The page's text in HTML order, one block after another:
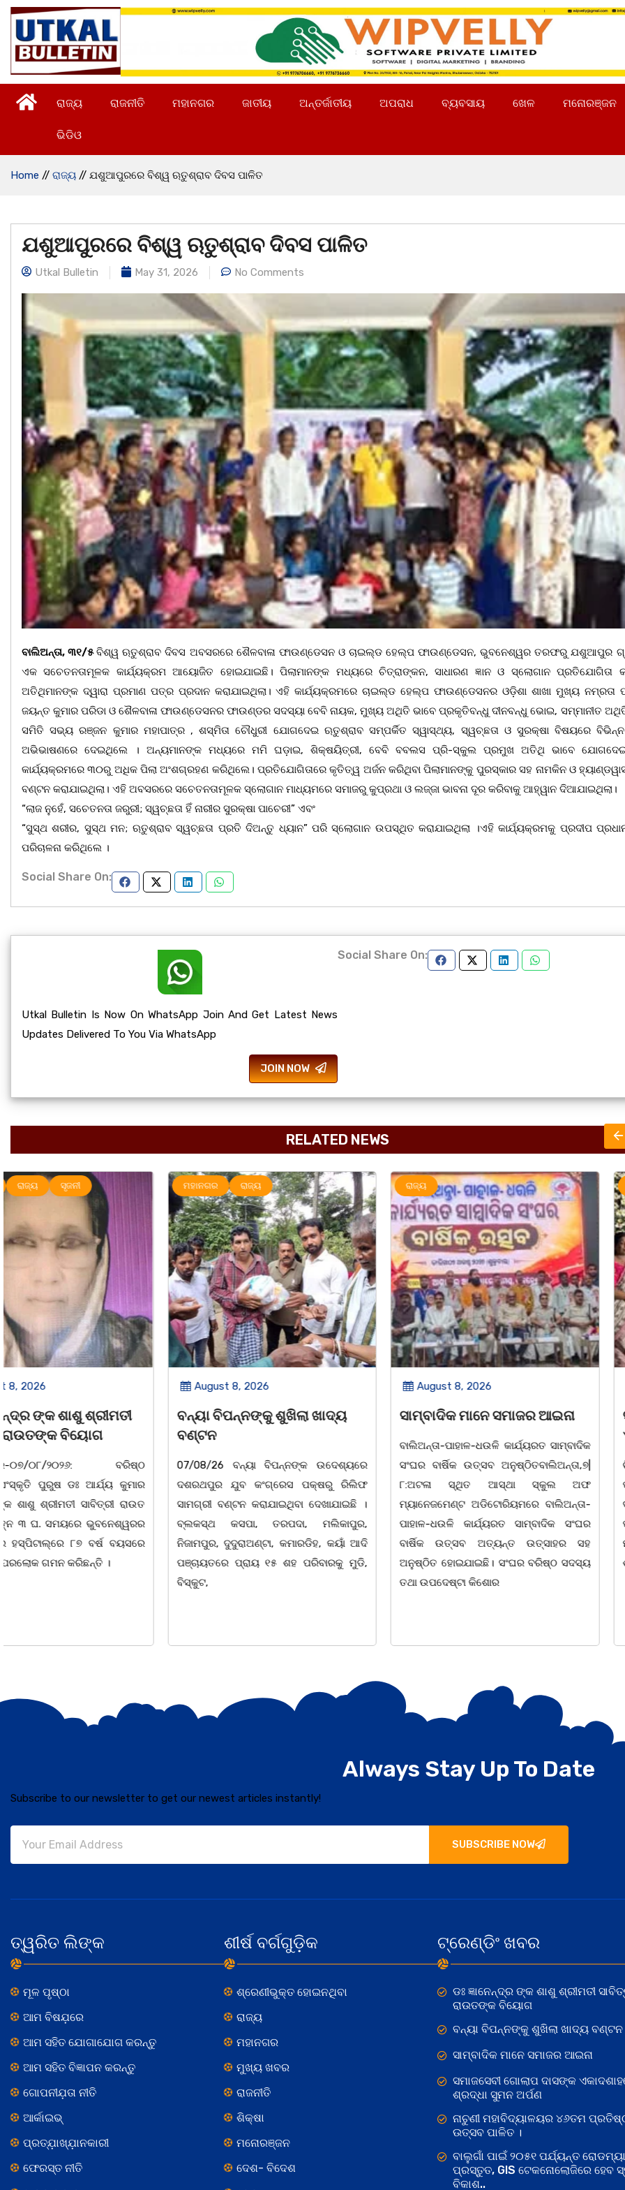
ରାଜ୍ୟ ରାଜନୀତି ମହାନଗର ଜାତୀୟ ଅନ୍ତର୍ଜାତୀୟ ଅପରାଧ ବ୍ୟବସାୟ ଖେଳ ମନୋରଞ୍ଜନ
ଭିଡିଓ
Home // ରାଜ୍ୟ // ଯଶୁଆପୁରରେ ବିଶ୍ୱ ଋତୁଶ୍ରାବ ଦିବସ ପାଳିତ
ଯଶୁଆପୁରରେ ବିଶ୍ୱ ଋତୁଶ୍ରାବ ଦିବସ ପାଳିତ
Utkal Bulletin May 31, 2026 No Comments
ବାଲିଅନ୍ତା, ୩୧/୫ବିଶ୍ୱ ଋତୁଶ୍ରାବ ଦିବସ ଅବସରରେ ଶୈଳବାଳା ଫାଉଣ୍ଡେସନ ଓ ଚାଇଲ୍ଡ ହେଲ୍ପ ଫାଉଣ୍ଡେସନ, ଭୁବନେଶ୍ୱର ତରଫରୁ ଯଶୁଆପୁର
ଏକ ସଚେତନତାମୂଳକ କାର୍ଯ୍ୟକ୍ରମ ଆୟୋଜିତ ହୋଇଯାଇଛି। ପିଲାମାନଙ୍କ ମଧ୍ୟରେ ଚିତ୍ରାଙ୍କନ, ସାଧାରଣ ଜ୍ଞାନ ଓ ସ୍ଲୋଗାନ ପ୍ରତିଯୋଗିତା
ଅତିଥିମାନଙ୍କ ଦ୍ୱାରା ପ୍ରମାଣ ପତ୍ର ପ୍ରଦାନ କରାଯାଇଥିଲା। ଏହି କାର୍ଯ୍ୟକ୍ରମରେ ଚାଇଲ୍ଡ ହେଲ୍ପ ଫାଉଣ୍ଡେସନର ଓଡ଼ିଶା ଶାଖା ମୁଖ୍ୟ ନମ୍ରତା
ଜୟନ୍ତ କୁମାର ପରିଡା ଓ ଶୈଳବାଳା ଫାଉଣ୍ଡେସନର ଫାଉଣ୍ଡର ସଦସ୍ୟା ବେବି ନାୟକ, ମୁଖ୍ୟ ଅଥିତି ଭାବେ ପ୍ରକୃତିବନ୍ଧୁ ଦୀନବନ୍ଧୁ ଭୋଇ, ସମ୍ମାନୀତ
ସମିତି ସଭ୍ୟ ରଞ୍ଜନ କୁମାର ମହାପାତ୍ର , ଶସ୍ମିତା ଚୌଧୁରୀ ଯୋଗଦେଇ ଋତୁଶ୍ରାବ ସମ୍ପର୍କିତ ସ୍ୱାସ୍ଥ୍ୟ, ସ୍ୱଚ୍ଛତା ଓ ସୁରକ୍ଷା ବିଷୟରେ
ଅଭିଭାଷଣରେ ଦେଇଥିଲେ । ଅନ୍ୟମାନଙ୍କ ମଧ୍ୟରେ ମମି ଘଡ଼ାଇ, ଶିକ୍ଷୟିତ୍ରୀ, ବେବି ବବଲସ ପ୍ରି-ସ୍କୁଲ ପ୍ରମୁଖ ଅତିଥି ଭାବେ
କାର୍ଯ୍ୟକ୍ରମରେ ୩୦ରୁ ଅଧିକ ପିଲା ଅଂଶଗ୍ରହଣ କରିଥିଲେ। ପ୍ରତିଯୋଗିତାରେ କୃତିତ୍ୱ ଅର୍ଜନ କରିଥିବା ପିଲାମାନଙ୍କୁ ପୁରସ୍କାର ସହ ନାମକିନ ଓ
ବଣ୍ଟନ କରାଯାଇଥିଲା। ଏହି ଅବସରରେ ସଚେତନତାମୂଳକ ସ୍ଲୋଗାନ ମାଧ୍ୟମରେ ସମାଜରୁ କୁପ୍ରଥା ଓ ଲଜ୍ଜା ଭାବନା ଦୂର କରିବାକୁ ଆହ୍ୱାନ ଦିଆଯାଇଥିଲା।
“ଲାଜ ନୁହେଁ, ସଚେତନତା ଜରୁରୀ; ସ୍ୱଚ୍ଛତା ହିଁ ନାରୀର ସୁରକ୍ଷା ପାଚେରୀ” ଏବଂ
“ସୁସ୍ଥ ଶରୀର, ସୁସ୍ଥ ମନ; ଋତୁଶ୍ରାବ ସ୍ୱଚ୍ଛତା ପ୍ରତି ଦିଅନ୍ତୁ ଧ୍ୟାନ” ପରି ସ୍ଲୋଗାନ ଉପସ୍ଥିତ କରାଯାଇଥିଲା ।ଏହି କାର୍ଯ୍ୟକ୍ରମକୁ ପ୍ରଦୀପ
ପରିଚାଳନା କରିଥିଲେ ।
Social Share On:
Utkal Bulletin Is Now On WhatsApp Join And Get Latest News
Updates Delivered To You Via WhatsApp
JOIN NOW
Social Share On:
RELATED NEWS
ମହାନଗର ରାଜ୍ୟ
August 8, 2026
ବନ୍ୟା ବିପନ୍ନଙ୍କୁ ଶୁଖିଲା ଖାଦ୍ୟ
ବଣ୍ଟନ
07/08/26 ବନ୍ୟା ବିପନ୍ନଙ୍କ ଉଦେଶ୍ୟରେ
ଦଶରଥପୁର ଯୁବ କଂଗ୍ରେସ ପକ୍ଷରୁ ରିଲିଫ
ସାମଗ୍ରୀ ବଣ୍ଟନ କରାଯାଇଥିବା ଦେଖାଯାଇଛି ।
ବ୍ଲକସ୍ଥ କସପା, ତରପଦା, ମଲିକାପୁର,
ନିଜାମପୁର, ଦୁଦୁରାଅଣ୍ଟା, କମାରଡିହ, କୟାଁ ଆଦି
ପଞ୍ଚାୟତରେ ପ୍ରାୟ ୧୫ ଶହ ପରିବାରକୁ ମୁଡି,
ରାଜ୍ୟ
August 8, 2026
ସାମ୍ବାଦିକ ମାନେ ସମାଜର ଆଇନା
ବାଲିଅନ୍ତା-ପାହାଳ-ଧଉଳି କାର୍ଯ୍ୟରତ ସାମ୍ବାଦିକ
ସଂଘର ବାର୍ଷିକ ଉତ୍ସବ ଅନୁଷ୍ଠିତବାଲିଅନ୍ତା,୭|
୮:ଅଟଳା ସ୍ଥିତ ଆସ୍ଥା ସ୍କୁଲ ଅଫ
ମ୍ୟାନେଜମେଣ୍ଟ ଅଡିଟୋରିୟମରେ ବାଲିଅନ୍ତା-
ପାହାଳ-ଧଉଳି କାର୍ଯ୍ୟରତ ସାମ୍ବାଦିକ ସଂଘର
ବାର୍ଷିକ ଉତ୍ସବ ଅତ୍ୟନ୍ତ ଉତ୍ସାହର ସହ
ଅନୁଷ୍ଠିତ ହୋଇଯାଇଛି। ସଂଘର ବରିଷ୍ଠ ସଦସ୍ୟ
ରାଜ୍ୟ
August 7, 2026
ସମାଜସେବୀ ଗୋଲାପ ଦାସଙ୍କ
ଏକାଦଶାହରେ ଶ୍ରଦ୍ଧା ସୁମନ
ଚିଲିକା, ୭। ୮:ଚିଲିକା ବ୍ଲକ
ପଞ୍ଚାୟତ କୁମାଣ୍ଡାଳ ଗ୍ରାମ ନିବାସୀ
ଦାସଙ୍କ ପତ୍ନୀ ତଥା ଚିଲିକା
ପରିଷଦର ସମ୍ପାଦକ ପ୍ରମୋଦ କୁମାର
ମା' ଗୋଲାପ ଦାସ (୮୫)ଙ୍କ
ଶ୍ରଦ୍ଧାଞ୍ଚଳୀ ସଭା ଅନୁଷ୍ଠିତ ହୋଇଥିଲା
Always Stay Up To Date
Subscribe to our newsletter to get our newest articles instantly!
SUBSCRIBE NOW
ତ୍ୱରିତ ଲିଙ୍କ
ମୂଳ ପୃଷ୍ଠା
ଆମ ବିଷଯ଼ରେ
ଆମ ସହିତ ଯୋଗାଯୋଗ କରନ୍ତୁ
ଆମ ସହିତ ବିଜ୍ଞାପନ କରନ୍ତୁ
ଗୋପନୀଯ଼ତା ନୀତି
ଆର୍କାଇଭ୍
ପ୍ରତ୍ଯ଼ାଖ୍ଯ଼ାନକାରୀ
ଫେରସ୍ତ ନୀତି
ଶୀର୍ଷ ବର୍ଗଗୁଡ଼ିକ
ଶ୍ରେଣୀଭୁକ୍ତ ହୋଇନଥିବା
ରାଜ୍ୟ
ମହାନଗର
ମୁଖ୍ୟ ଖବର
ରାଜନୀତି
ଶିକ୍ଷା
ମନୋରଞ୍ଜନ
ଦେଶ- ବିଦେଶ
ଟ୍ରେଣ୍ଡିଂ ଖବର
ଡଃ ଜ୍ଞାନେନ୍ଦ୍ର ଙ୍କ ଶାଶୁ ଶ୍ରୀମତୀ
ରାଉତଙ୍କ ବିୟୋଗ
ବନ୍ୟା ବିପନ୍ନଙ୍କୁ ଶୁଖିଲା ଖାଦ୍ୟ ବଣ୍ଟନ
ସାମ୍ବାଦିକ ମାନେ ସମାଜର ଆଇନା
ସମାଜସେବୀ ଗୋଲାପ ଦାସଙ୍କ
ଶ୍ରଦ୍ଧା ସୁମନ ଅର୍ପଣ
ନାଚୁଣୀ ମହାବିଦ୍ୟାଳୟର ୪୬ତମ
ଉତ୍ସବ ପାଳିତ ।
ବାଲୁଗାଁ ପାଇଁ ୨୦୫୧ ପର୍ଯ୍ୟନ୍ତ
ପ୍ରସ୍ତୁତ, GIS ଟେକନୋଲୋଜିରେ ହେବ
ବିକାଶ..